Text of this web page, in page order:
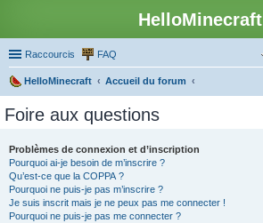
HelloMinecraft
Raccourcis FAQ
HelloMinecraft
Accueil du forum
Foire aux questions
Problèmes de connexion et d’inscription
Pourquoi ai-je besoin de m’inscrire ?
Qu’est-ce que la COPPA ?
Pourquoi ne puis-je pas m’inscrire ?
Je suis inscrit mais je ne peux pas me connecter !
Pourquoi ne puis-je pas me connecter ?